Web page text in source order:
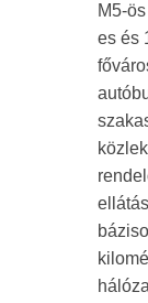
M5-
es és